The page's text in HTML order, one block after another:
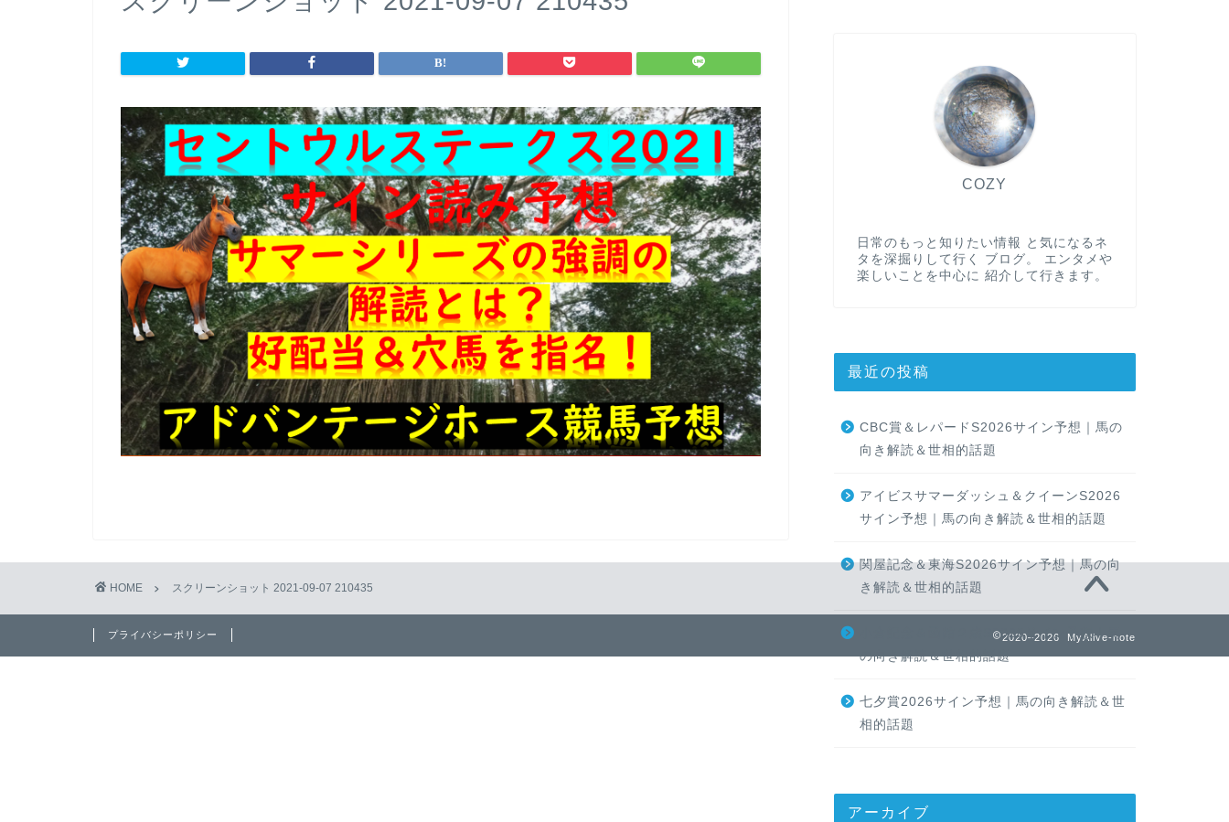
COZY
日常のもっと知りたい情報 と気になるネ
タを深掘りして行く ブログ。 エンタメや
楽しいことを中心に 紹介して行きます。
最近の投稿
CBC賞＆レパードS2026サイン予想｜馬の
向き解読＆世相的話題
アイビスサマーダッシュ＆クイーンS2026
サイン予想｜馬の向き解読＆世相的話題
関屋記念＆東海S2026サイン予想｜馬の向
き解読＆世相的話題
小倉記念＆函館２歳S2026サイン予想｜馬
の向き解読＆世相的話題
七夕賞2026サイン予想｜馬の向き解読＆世
相的話題
アーカイブ
HOME スクリーンショット 2021-09-07 210435
プライバシーポリシー 2020–2026 MyAlive-note